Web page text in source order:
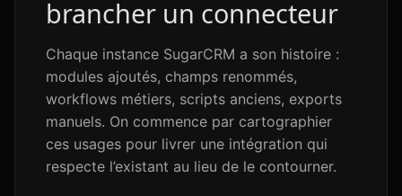
brancher un connecteur
Chaque instance SugarCRM a son histoire :
modules ajoutés, champs renommés,
workflows métiers, scripts anciens, exports
manuels. On commence par cartographier
ces usages pour livrer une intégration qui
respecte l’existant au lieu de le contourner.